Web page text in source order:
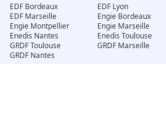
EDF Bordeaux EDF Lyon
EDF Marseille
Engie Bordeaux
Engie Montpellier
Engie Marseille
Enedis Nantes
Enedis Toulouse
GRDF Toulouse
GRDF Marseille
GRDF Nantes